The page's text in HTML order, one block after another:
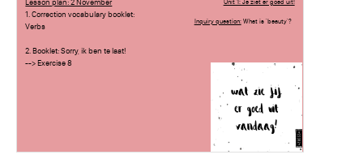
Lesson plan: 2 November
1. Correction vocabulary booklet:
Verbs
2. Booklet: Sorry, ik ben te laat!
--> Exercise 8
Unit 1: Je ziet er goed uit!
Inquiry question:What is 'beauty'?